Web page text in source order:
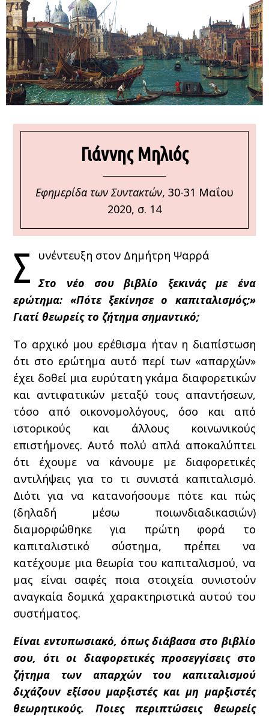
Γιάννης Μηλιός
Εφημερίδα των Συντακτών, 30-31 Μαΐου
2020, σ. 14
Σ
υνέντευξη στον Δημήτρη Ψαρρά
Στο νέο σου βιβλίο ξεκινάς με ένα
ερώτημα: «Πότε ξεκίνησε ο καπιταλισμός;»
Γιατί θεωρείς το ζήτημα σημαντικό;
Το αρχικό μου ερέθισμα ήταν η διαπίστωση
ότι στο ερώτημα αυτό περί των «απαρχών»
έχει δοθεί μια ευρύτατη γκάμα διαφορετικών
και αντιφατικών μεταξύ τους απαντήσεων,
τόσο από οικονομολόγους, όσο και από
ιστορικούς και άλλους κοινωνικούς
επιστήμονες. Αυτό πολύ απλά αποκαλύπτει
ότι έχουμε να κάνουμε με διαφορετικές
αντιλήψεις για το τι συνιστά καπιταλισμό.
Διότι για να κατανοήσουμε πότε και πώς
(δηλαδή μέσω ποιωνδιαδικασιών)
διαμορφώθηκε για πρώτη φορά το
καπιταλιστικό σύστημα, πρέπει να
κατέχουμε μια θεωρία του καπιταλισμού, να
μας είναι σαφές ποια στοιχεία συνιστούν
αναγκαία δομικά χαρακτηριστικά αυτού του
συστήματος.
Είναι εντυπωσιακό, όπως διάβασα στο βιβλίο
σου, ότι οι διαφορετικές προσεγγίσεις στο
ζήτημα των απαρχών του καπιταλισμού
διχάζουν εξίσου μαρξιστές και μη μαρξιστές
θεωρητικούς. Ποιες περιπτώσεις θεωρείς